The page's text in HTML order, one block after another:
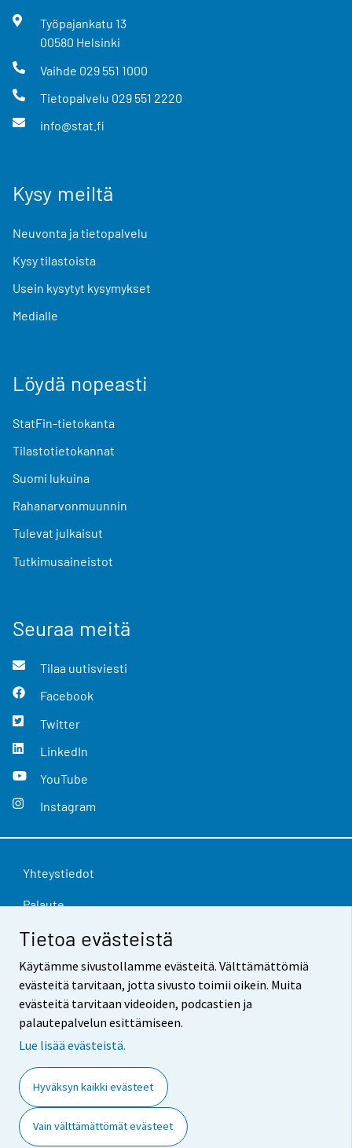
Tietoa evästeistä
Käytämme sivustollamme evästeitä. Välttämättömiä
evästeitä tarvitaan, jotta sivusto toimii oikein. Muita
evästeitä tarvitaan videoiden, podcastien ja
palautepalvelun esittämiseen.
Lue lisää evästeistä.
Hyväksyn kaikki evästeet
Vain välttämättömät evästeet
Työpajankatu 13
00580 Helsinki
Vaihde 029 551 1000
Tietopalvelu 029 551 2220
info@stat.fi
Kysy meiltä
Neuvonta ja tietopalvelu
Kysy tilastoista
Usein kysytyt kysymykset
Medialle
Löydä nopeasti
StatFin-tietokanta
Tilastotietokannat
Suomi lukuina
Rahanarvonmuunnin
Tulevat julkaisut
Tutkimusaineistot
Seuraa meitä
Tilaa uutisviesti
Facebook
Twitter
LinkedIn
YouTube
Instagram
Yhteystiedot
Palaute
Käyttöehdot
Tietosuoja
Saavutettavuus
Tietoa sivustosta